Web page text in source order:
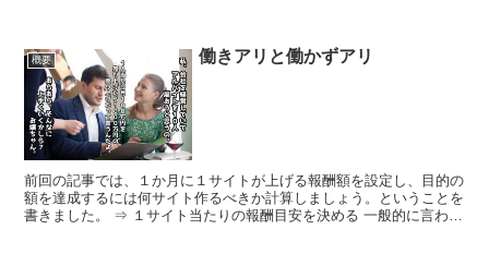
概要 働きアリと働かずアリ
前回の記事では、１か月に１サイトが上げる報酬額を設定し、目的の
額を達成するには何サイト作るべきか計算しましょう。ということを
書きました。 ⇒ １サイト当たりの報酬目安を決める 一般的に言われ